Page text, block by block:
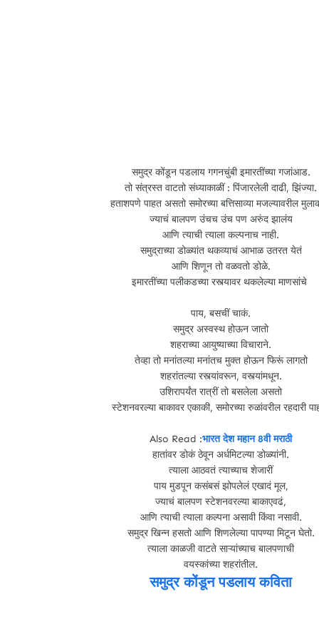
समुद्र कोंडून पडलाय गगनचुंबी इमारतींच्या गजांआड.
तो संत्रस्त वाटतो संध्याकाळीं : पिंजारलेली दाढी, झिंज्या.
हताशपणे पाहत असतो समोरच्या बत्तिसाव्या मजल्यावरील
ज्याचं बालपण उंचच उंच पण अरुंद झालंय
आणि त्याची त्याला कल्पनाच नाही.
समुद्राच्या डोळ्यांत थकव्याचं आभाळ उतरत येतं
आणि शिणून तो वळवतो डोळे.
इमारतींच्या पलीकडच्या रस्त्यावर थकलेल्या माणसांचे
पाय, बसचीं चाकं.
समुद्र अस्वस्थ होऊन जातो
शहराच्या आयुष्याच्या विचाराने.
तेव्हा तो मनांतल्या मनांतच मुक्त होऊन फिरूं लागतो
शहरांतल्या रस्त्यांवरून, वस्त्यांमधून.
उशिरापर्यंत रात्रीं तो बसलेला असतो
स्टेशनवरल्या बाकावर एकाकी, समोरच्या रुळांवरील रहदारी
Also Read :भारत देश महान 8वी मराठी
हातांवर डोकं ठेवून अर्धमिटल्या डोळ्यांनी.
त्याला आठवतं त्याच्याच शेजारीं
पाय मुडपून कसंबसं झोपलेलं एखादं मूल,
ज्याचं बालपण स्टेशनवरल्या बाकाएवढं,
आणि त्याची त्याला कल्पना असावी किंवा नसावी.
समुद्र खिन्न हसतो आणि शिणलेल्या पापण्या मिटून घेतो.
त्याला काळजी वाटते साऱ्यांच्याच बालपणाची
वयस्कांच्या शहरांतील.
समुद्र कोंडून पडलाय कविता